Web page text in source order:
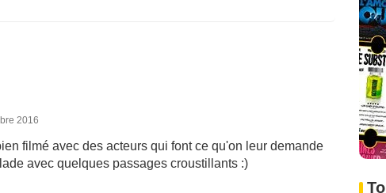
2016
filmé avec des acteurs qui font ce qu'on leur demande
avec quelques passages croustillants :)